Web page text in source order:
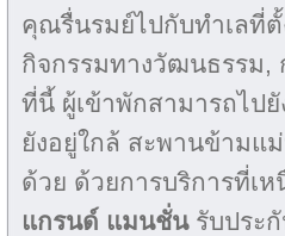
คุณรื่นรมย์ไปกับทำเลที่
กิจกรรมทางวัฒนธรรม,
ที่นี้ ผู้เข้าพักสามารถไป
ยังอยู่ใกล้ สะพานข้ามแ
ด้วย ด้วยการบริการที่เ
แกรนด์ แมนชั่น รับประ